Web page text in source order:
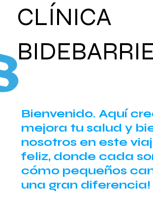
CLÍNICA
Bienvenido. Aquí
mejora tu salud y
nosotros en este
feliz, donde cada
cómo pequeños
una gran diferencia!